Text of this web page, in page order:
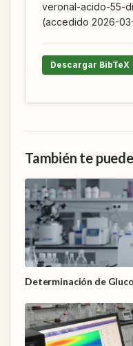
veronal-acido-55-
(accedido 2026-
Descargar BibTeX
También te
Determinación de